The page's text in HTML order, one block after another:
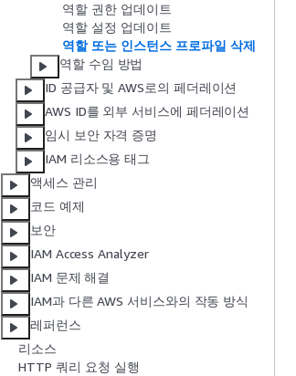
역할 권한 업데이트
역할 설정 업데이트
역할 또는 인스턴스 프로파일 삭제
역할 수임 방법
ID 공급자 및 AWS로의 페더레이션
AWS ID를 외부 서비스에 페더레이션
임시 보안 자격 증명
IAM 리소스용 태그
액세스 관리
코드 예제
보안
IAM Access Analyzer
IAM 문제 해결
IAM과 다른 AWS 서비스와의 작동 방식
레퍼런스
리소스
HTTP 쿼리 요청 실행